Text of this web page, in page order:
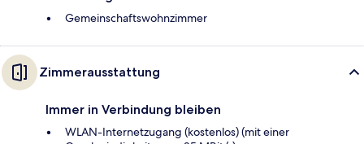
Gemeinschaftswohnzimmer
Zimmerausstattung
Immer in Verbindung bleiben
WLAN-Internetzugang (kostenlos) (mit einer